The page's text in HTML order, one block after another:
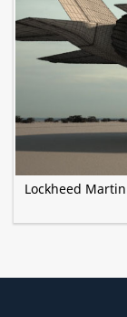
Lockheed